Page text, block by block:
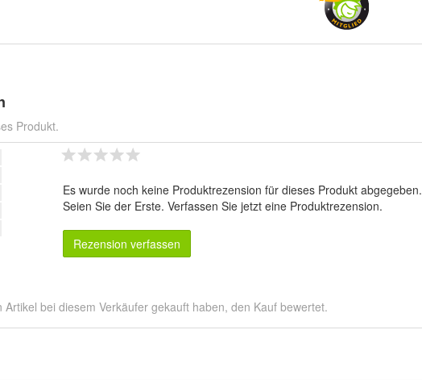
Produkt.
Es wurde noch keine Produktrezension für dieses Produkt abgegeben.
Seien Sie der Erste. Verfassen Sie jetzt eine Produktrezension.
Rezension verfassen
bei diesem Verkäufer gekauft haben, den Kauf bewertet.